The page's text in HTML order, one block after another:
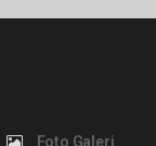
Foto Galeri